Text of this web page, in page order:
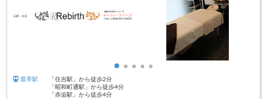
最寄駅
「住吉駅」から徒歩2分
「昭和町通駅」から徒歩4分
「赤迫駅」から徒歩4分